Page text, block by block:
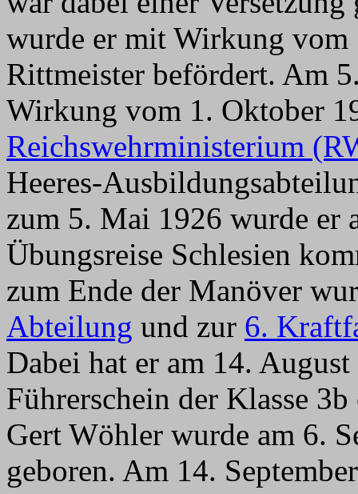
wurde er mit Wirkung
Rittmeister befördert. Am
Wirkung vom 1. Oktober
Reichswehrministerium
Heeres-
zum 5. Mai 1926 wurde er
Übungsreise Schlesien
zum Ende der Manöver
Abteilung und zur 6.
Dabei hat er am 14.
Führerschein der Klasse
Gert Wöhler wurde am 6.
geboren. Am 14.